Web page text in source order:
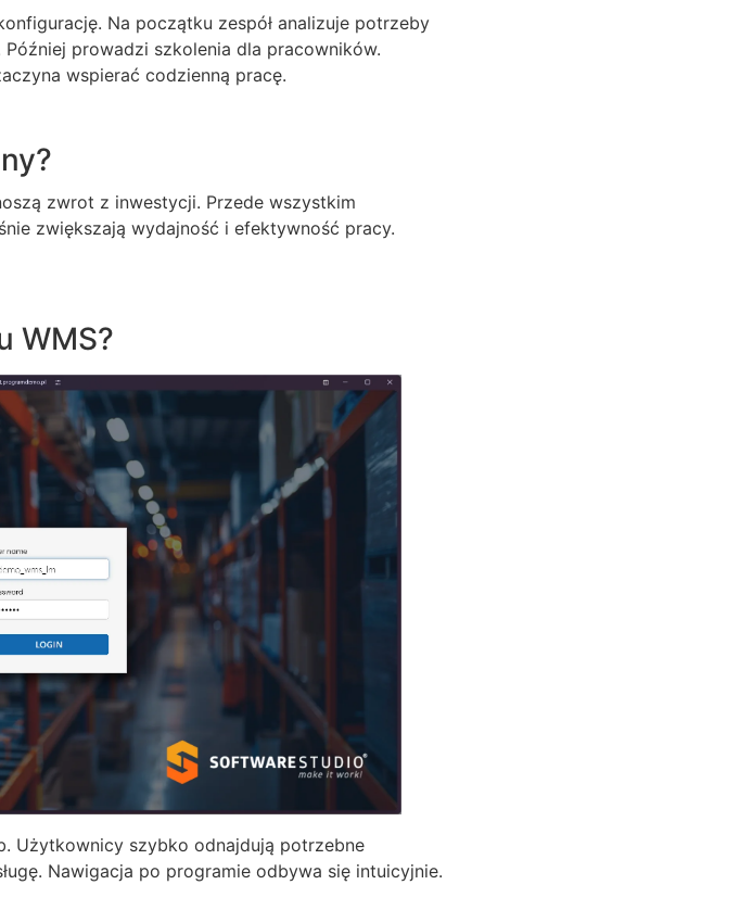
Na początku zespół analizuje potrzeby
prowadzi szkolenia dla pracowników.
wspierać codzienną pracę.
zwrot z inwestycji. Przede wszystkim
zwiększają wydajność i efektywność pracy.
WMS?
Użytkownicy szybko odnajdują potrzebne
Nawigacja po programie odbywa się intuicyjnie.